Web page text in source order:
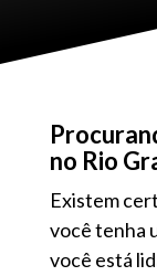
no Rio
Existem
você tenha
você está